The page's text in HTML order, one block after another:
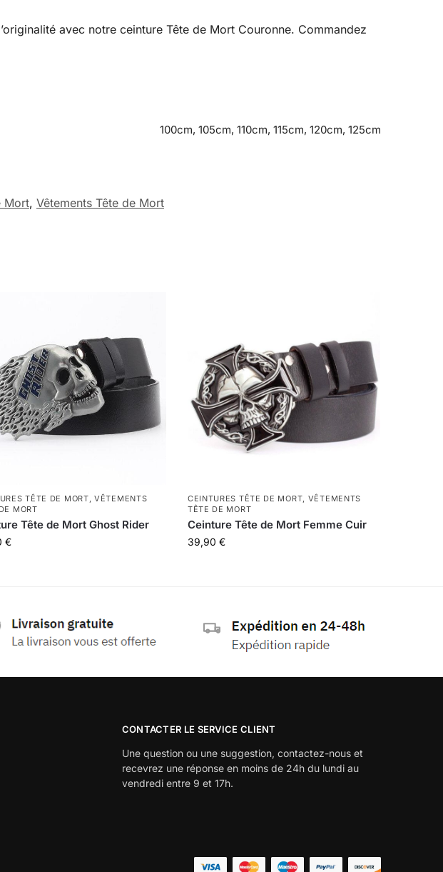
avec notre ceinture Tête de Mort Couronne. Commandez
100cm, 105cm, 110cm, 115cm, 120cm, 125cm
Mort, Vêtements Tête de Mort
TÊTE DE MORT,VÊTEMENTS
MORT
Tête de Mort Ghost Rider
€
CEINTURES TÊTE DE MORT, VÊTEMENTS
TÊTE DE MORT
Ceinture Tête de Mort Femme Cuir
39,90 €
CONTACTER LE SERVICE CLIENT
Une question ou une suggestion, contactez-nous et
recevrez une réponse en moins de 24h du lundi au
vendredi entre 9 et 17h.